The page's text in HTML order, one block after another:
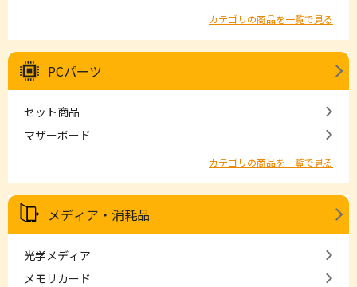
カテゴリの商品を一覧で見る
PCパーツ
セット商品
マザーボード
カテゴリの商品を一覧で見る
メディア・消耗品
光学メディア
メモリカード